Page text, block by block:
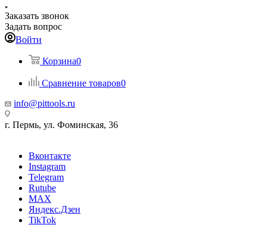
Заказать звонок
Задать вопрос
Войти
Корзина0
Сравнение товаров0
info@pittools.ru
г. Пермь, ул. Фоминская, 36
Вконтакте
Instagram
Telegram
Rutube
MAX
Яндекс.Дзен
TikTok